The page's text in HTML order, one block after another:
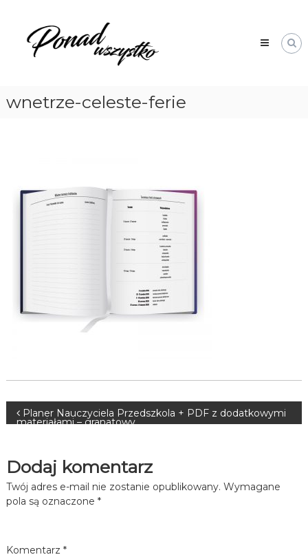
contentWszystko
wnetrze-celeste-ferie
Nawigacja
Planer Nauczyciela Przedszkola + PDF z dodatkowymi
materiałami – granatowy
Dodaj komentarz
Twój adres e-mail nie zostanie opublikowany. Wymagane
pola są oznaczone *
Komentarz *